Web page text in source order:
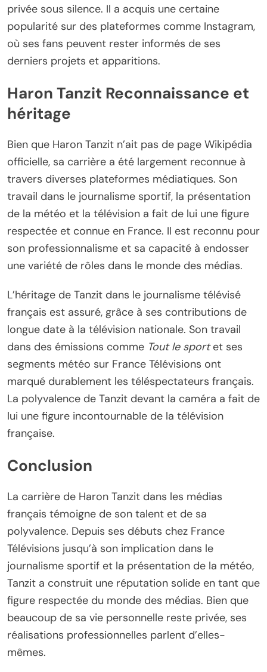
privée sous silence. Il a acquis une certaine
popularité sur des plateformes comme Instagram,
où ses fans peuvent rester informés de ses
derniers projets et apparitions.
Haron Tanzit Reconnaissance et
héritage
Bien que Haron Tanzit n’ait pas de page Wikipédia
officielle, sa carrière a été largement reconnue à
travers diverses plateformes médiatiques. Son
travail dans le journalisme sportif, la présentation
de la météo et la télévision a fait de lui une figure
respectée et connue en France. Il est reconnu pour
son professionnalisme et sa capacité à endosser
une variété de rôles dans le monde des médias.
L’héritage de Tanzit dans le journalisme télévisé
français est assuré, grâce à ses contributions de
longue date à la télévision nationale. Son travail
dans des émissions comme Tout le sportet ses
segments météo sur France Télévisions ont
marqué durablement les téléspectateurs français.
La polyvalence de Tanzit devant la caméra a fait de
lui une figure incontournable de la télévision
française.
Conclusion
La carrière de Haron Tanzit dans les médias
français témoigne de son talent et de sa
polyvalence. Depuis ses débuts chez France
Télévisions jusqu’à son implication dans le
journalisme sportif et la présentation de la météo,
Tanzit a construit une réputation solide en tant que
figure respectée du monde des médias. Bien que
beaucoup de sa vie personnelle reste privée, ses
réalisations professionnelles parlent d’elles-
mêmes.